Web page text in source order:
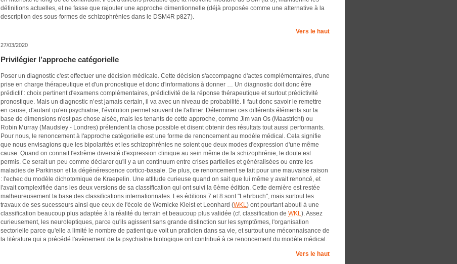
définitions actuelles, et ne fasse que rajouter une approche dimentionnelle (déjà proposée comme une alternative à la
description des sous-formes de schizophrénies dans le DSM4R p827).
Vers le haut
27/03/2020
Privilégier l’approche catégorielle
Poser un diagnostic c'est effectuer une décision médicale. Cette décision s'accompagne d'actes complémentaires, d'une
prise en charge thérapeutique et d'un pronostique et donc d'informations à donner … Un diagnostic doit donc être
prédictif : choix pertinent d'examens complémentaires, prédictivité de la réponse thérapeutique et surtout prédictivité
pronostique. Mais un diagnostic n’est jamais certain, il va avec un niveau de probabilité. Il faut donc savoir le remettre
en cause, d'autant qu'en psychiatrie, l'évolution permet souvent de l'affiner. Déterminer ces différents éléments sur la
base de dimensions n'est pas chose aisée, mais les tenants de cette approche, comme Jim van Os (Maastricht) ou
Robin Murray (Maudsley - Londres) prétendent la chose possible et disent obtenir des résultats tout aussi performants.
Pour nous, le renoncement à l'approche catégorielle est une forme de renoncement au modèle médical. Cela signifie
que nous envisagions que les bipolarités et les schizophrénies ne soient que deux modes d'expression d'une même
cause. Quand on connait l'extrème diversité d'expression clinique au sein même de la schizophrénie, le doute est
permis. Ce serait un peu comme déclarer qu'il y a un continuum entre crises partielles et généralisées ou entre les
maladies de Parkinson et la dégénérescence cortico-basale. De plus, ce renoncement se fait pour une mauvaise raison
: l'echec du modèle dichotomique de Kraepelin. Une attitude curieuse quand on sait que lui même y avait renoncé, et
l'avait complexifiée dans les deux versions de sa classification qui ont suivi la 6ème édition. Cette dernière est restée
malheureusement la base des classifications internationnales. Les éditions 7 et 8 sont "Lehrbuch", mais surtout les
travaux de ses sucesseurs ainsi que ceux de l'école de Wernicke Kleist et Leonhard (WKL ) ont pourtant abouti à une
classification beaucoup plus adaptée à la réalité du terrain et beaucoup plus validée (cf. classification de WKL ). Assez
curieusement, les neuroleptiques, parce qu'ils agissent sans grande distinction sur les symptômes, l'organisation
sectorielle parce qu'elle a limité le nombre de patient que voit un praticien dans sa vie, et surtout une méconnaisance de
la litérature qui a précédé l'avènement de la psychiatrie biologique ont contribué à ce renoncement du modèle médical.
Vers le haut